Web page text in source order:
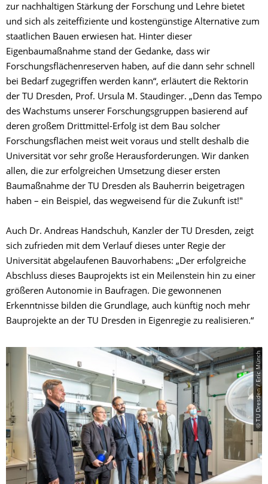
zur nachhaltigen Stärkung der Forschung und Lehre bietet
und sich als zeiteffiziente und kostengünstige Alternative zum
staatlichen Bauen erwiesen hat. Hinter dieser
Eigenbaumaßnahme stand der Gedanke, dass wir
Forschungsflächenreserven haben, auf die dann sehr schnell
bei Bedarf zugegriffen werden kann“, erläutert die Rektorin
der TU Dresden, Prof. Ursula M. Staudinger. „Denn das Tempo
des Wachstums unserer Forschungsgruppen basierend auf
deren großem Drittmittel-Erfolg ist dem Bau solcher
Forschungsflächen meist weit voraus und stellt deshalb die
Universität vor sehr große Herausforderungen. Wir danken
allen, die zur erfolgreichen Umsetzung dieser ersten
Baumaßnahme der TU Dresden als Bauherrin beigetragen
haben – ein Beispiel, das wegweisend für die Zukunft ist!"
Auch Dr. Andreas Handschuh, Kanzler der TU Dresden, zeigt
sich zufrieden mit dem Verlauf dieses unter Regie der
Universität abgelaufenen Bauvorhabens: „Der erfolgreiche
Abschluss dieses Bauprojekts ist ein Meilenstein hin zu einer
größeren Autonomie in Baufragen. Die gewonnenen
Erkenntnisse bilden die Grundlage, auch künftig noch mehr
Bauprojekte an der TU Dresden in Eigenregie zu realisieren.“
© TU Dresden / Eric Münch